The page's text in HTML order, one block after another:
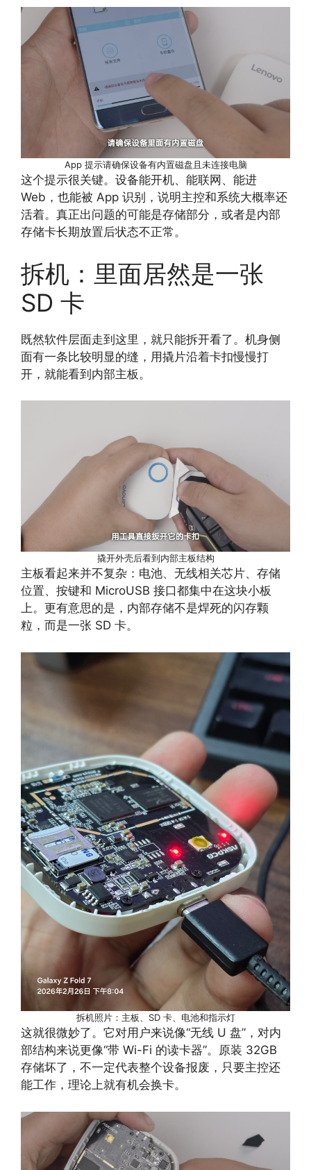
App 提示请确保设备有内置磁盘且未连接电脑
这个提示很关键。设备能开机、能联网、能进
Web，也能被 App 识别，说明主控和系统大概率还
活着。真正出问题的可能是存储部分，或者是内部
存储卡长期放置后状态不正常。
拆机：里面居然是一张
SD 卡
既然软件层面走到这里，就只能拆开看了。机身侧
面有一条比较明显的缝，用撬片沿着卡扣慢慢打
开，就能看到内部主板。
撬开外壳后看到内部主板结构
主板看起来并不复杂：电池、无线相关芯片、存储
位置、按键和 MicroUSB 接口都集中在这块小板
上。更有意思的是，内部存储不是焊死的闪存颗
粒，而是一张 SD 卡。
拆机照片：主板、SD 卡、电池和指示灯
这就很微妙了。它对用户来说像“无线 U 盘”，对内
部结构来说更像“带 Wi-Fi 的读卡器”。原装 32GB
存储坏了，不一定代表整个设备报废，只要主控还
能工作，理论上就有机会换卡。